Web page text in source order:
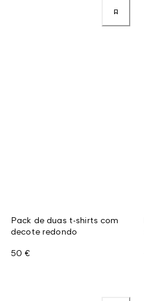
Pack de duas t-shirts com
decote redondo
50 €